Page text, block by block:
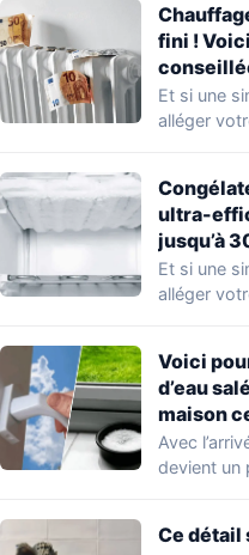
fini !
Et si une
alléger
ultra-
jusqu’à
effort
Et si une
alléger
Voici
d’eau
maison
Avec
devient un
Ce détail